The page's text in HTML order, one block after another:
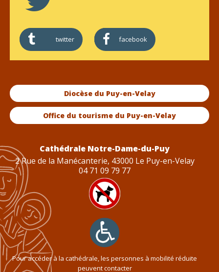
twitter facebook
Diocèse du Puy-en-Velay
Office du tourisme du Puy-en-Velay
Cathédrale Notre-Dame-du-Puy
2 Rue de la Manécanterie, 43000 Le Puy-en-Velay
04 71 09 79 77
Pour accéder à la cathédrale, les personnes à mobilité réduite
peuvent contacter